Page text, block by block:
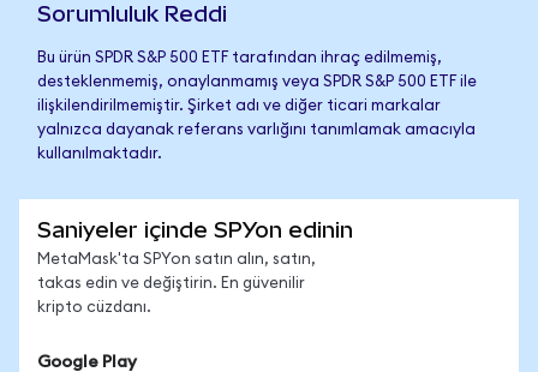
Sorumluluk Reddi
Bu ürün SPDR S&P 500 ETF tarafından ihraç edilmemiş,
desteklenmemiş, onaylanmamış veya SPDR S&P 500 ETF ile
ilişkilendirilmemiştir. Şirket adı ve diğer ticari markalar
yalnızca dayanak referans varlığını tanımlamak amacıyla
kullanılmaktadır.
Saniyeler içinde SPYon edinin
MetaMask'ta SPYon satın alın, satın,
takas edin ve değiştirin. En güvenilir
kripto cüzdanı.
Google Play